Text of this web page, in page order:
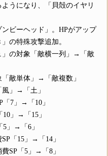
うになり、「貝殻のイヤリ
ビーヘッド」。HPがアップ
の特殊攻撃追加。
」の対象「敵横一列」→「敵
敵単体」→「敵複数」
」→「土」
「7」→「10」
」→「15」
5」→「6」
「15」→「14」
SP「5」→「8」